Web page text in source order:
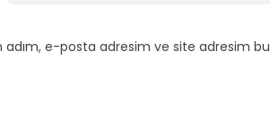
adım, e-posta adresim ve site adresim bu